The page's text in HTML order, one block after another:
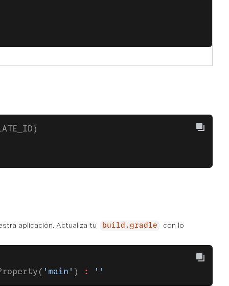
aplicación. Actualiza tu build.gradle
con lo
'main' ) : ''